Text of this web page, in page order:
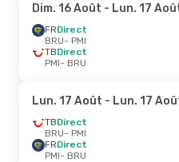
Dim. 16 Août - Lun. 17
FRDirect
BRU- PMI
TBDirect
PMI- BRU
Lun. 17 Août - Lun. 17
TBDirect
BRU- PMI
FRDirect
PMI- BRU